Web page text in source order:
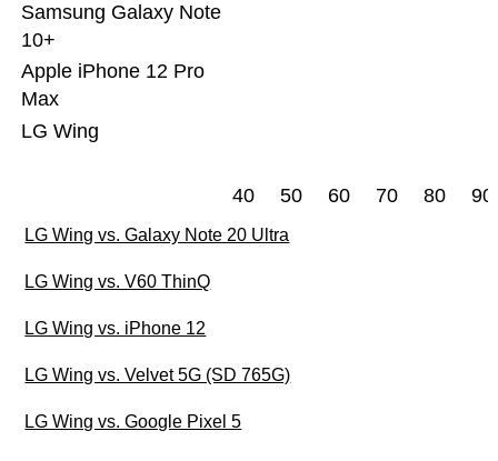
LG Wing
Apple iPhone 12 Pro
Max
Samsung Galaxy Note
10+
40 50 60 70 80 90
LG Wing vs. Galaxy Note 20 Ultra
LG Wing vs. V60 ThinQ
LG Wing vs. iPhone 12
LG Wing vs. Velvet 5G (SD 765G)
LG Wing vs. Google Pixel 5